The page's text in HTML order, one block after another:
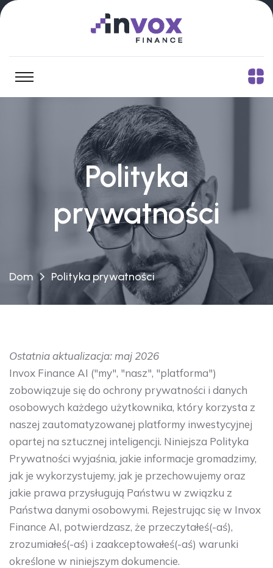
Polityka
prywatności
Dom Polityka prywatności
Ostatnia aktualizacja: maj 2026
Invox Finance AI ("my", "nasz", "platforma")
zobowiązuje się do ochrony prywatności i danych
osobowych każdego użytkownika, który korzysta z
naszej zautomatyzowanej platformy inwestycyjnej
opartej na sztucznej inteligencji. Niniejsza Polityka
Prywatności wyjaśnia, jakie informacje gromadzimy,
jak je wykorzystujemy, jak je przechowujemy oraz
jakie prawa przysługują Państwu w związku z
Państwa danymi osobowymi. Rejestrując się w Invox
Finance AI, potwierdzasz, że przeczytałeś(-aś),
zrozumiałeś(-aś) i zaakceptowałeś(-aś) warunki
określone w niniejszym dokumencie.